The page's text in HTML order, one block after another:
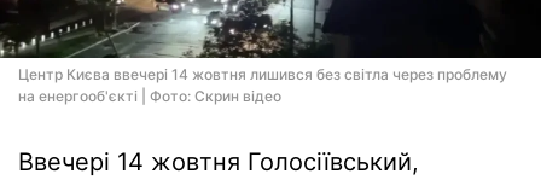
Центр Києва ввечері 14 жовтня лишився без світла через проблему
на енергооб'єкті | Фото: Скрин відео
Ввечері 14 жовтня Голосіївський,